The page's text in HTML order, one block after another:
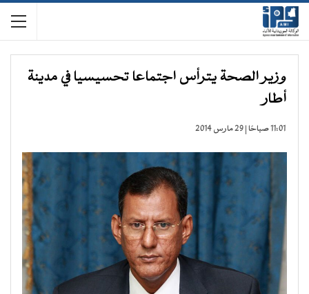
وزير الصحة يترأس اجتماعا تحسيسيا في مدينة
أطار
11:01 صباحًا | 29 مارس 2014